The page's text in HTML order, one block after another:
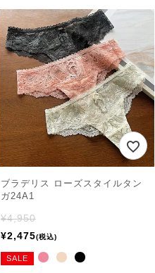
ブラデリス ローズスタイルタン
ガ24A1
¥4,950
¥2,475 税込
SALE